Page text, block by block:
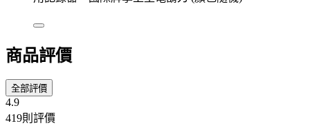
商品評價
全部評價
4.9
419則評價